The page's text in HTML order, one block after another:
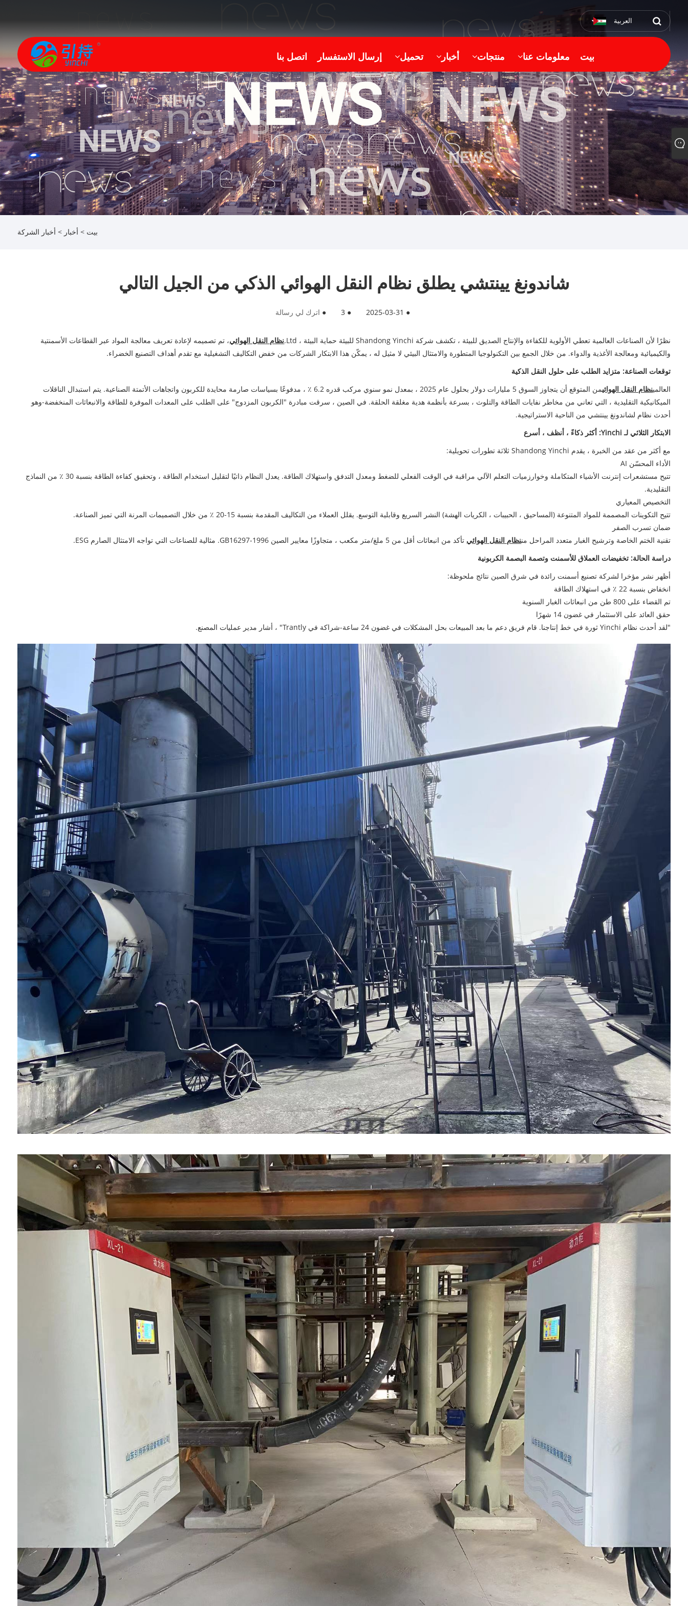
العربية
بيت معلومات عنا منتجات أخبار تحميل إرسال الاستفسار اتصل بنا
بيت > أخبار > أخبار الشركة
شاندونغ يينتشي يطلق نظام النقل الهوائي الذكي من الجيل التالي
●
2025-03-31
●
3
● اترك لي رسالة
نظرًا لأن الصناعات العالمية تعطي الأولوية للكفاءة والإنتاج الصديق للبيئة ، تكشف شركة Shandong Yinchi للبيئة حماية البيئة ، Ltd. نظام النقل الهوائي، تم تصميمه لإعادة تعريف معالجة المواد عبر القطاعات الأسمنتية
والكيميائية ومعالجة الأغذية والدواء. من خلال الجمع بين التكنولوجيا المتطورة والامتثال البيئي لا مثيل له ، يمكّن هذا الابتكار الشركات من خفض التكاليف التشغيلية مع تقدم أهداف التصنيع الخضراء.
توقعات الصناعة: متزايد الطلب على حلول النقل الذكية
العالمينظام النقل الهوائي
من المتوقع أن يتجاوز السوق 5 مليارات دولار بحلول عام 2025 ، بمعدل نمو سنوي مركب قدره 6.2 ٪ ، مدفوعًا بسياسات صارمة محايدة للكربون واتجاهات الأتمتة الصناعية. يتم استبدال الناقلات
الميكانيكية التقليدية ، التي تعاني من مخاطر نفايات الطاقة والتلوث ، بسرعة بأنظمة هدية مغلقة الحلقة. في الصين ، سرقت مبادرة "الكربون المزدوج" على الطلب على المعدات الموفرة للطاقة والانبعاثات المنخفضة-وهو
أحدث نظام لشاندونغ يينتشي من الناحية الاستراتيجية.
الابتكار الثلاثي لـ Yinchi: أكثر ذكاءً ، أنظف ، أسرع
مع أكثر من عقد من الخبرة ، يقدم Shandong Yinchi ثلاثة تطورات تحويلية:
الأداء المحسّن AI
تتيح مستشعرات إنترنت الأشياء المتكاملة وخوارزميات التعلم الآلي مراقبة في الوقت الفعلي للضغط ومعدل التدفق واستهلاك الطاقة. يعدل النظام ذاتيًا لتقليل استخدام الطاقة ، وتحقيق كفاءة الطاقة بنسبة 30 ٪ من النماذج
التقليدية.
التخصيص المعياري
تتيح التكوينات المصممة للمواد المتنوعة (المساحيق ، الحبيبات ، الكريات الهشة) النشر السريع وقابلية التوسع. يقلل العملاء من التكاليف المقدمة بنسبة 15-20 ٪ من خلال التصميمات المرنة التي تميز الصناعة.
ضمان تسرب الصفر
تقنية الختم الخاصة وترشيح الغبار متعدد المراحل مننظام النقل الهوائي تأكد من انبعاثات أقل من 5 ملغ/متر مكعب ، متجاوزًا معايير الصين GB16297-1996. مثالية للصناعات التي تواجه الامتثال الصارم ESG.
دراسة الحالة: تخفيضات العملاق للأسمنت وتصمة البصمة الكربونية
أظهر نشر مؤخرا لشركة تصنيع أسمنت رائدة في شرق الصين نتائج ملحوظة:
انخفاض بنسبة 22 ٪ في استهلاك الطاقة
تم القضاء على 800 طن من انبعاثات الغبار السنوية
حقق العائد على الاستثمار في غضون 14 شهرًا
"لقد أحدث نظام Yinchi ثورة في خط إنتاجنا. قام فريق دعم ما بعد المبيعات بحل المشكلات في غضون 24 ساعة-شراكة في Trantly" ، أشار مدير عمليات المصنع.